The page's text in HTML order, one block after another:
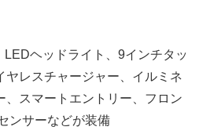
LEDヘッドライト、9インチタッ
ヤレスチャージャー、イルミネ
、スマートエントリー、フロン
ンサーなどが装備